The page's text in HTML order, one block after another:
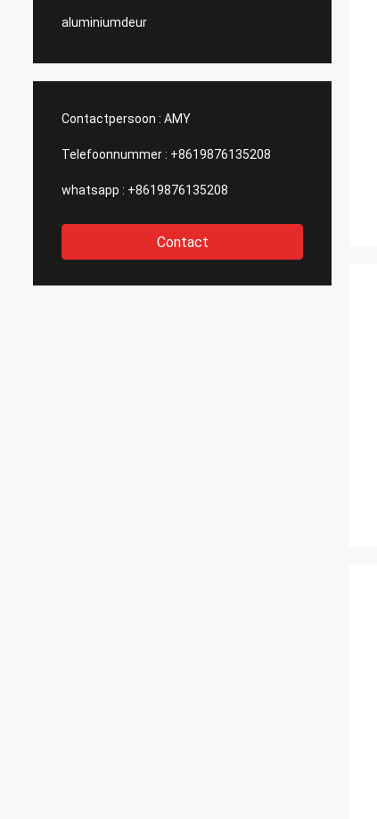
aluminiumdeur
Contactpersoon : AMY
Telefoonnummer : +8619876135208
whatsapp : +8619876135208
Contact